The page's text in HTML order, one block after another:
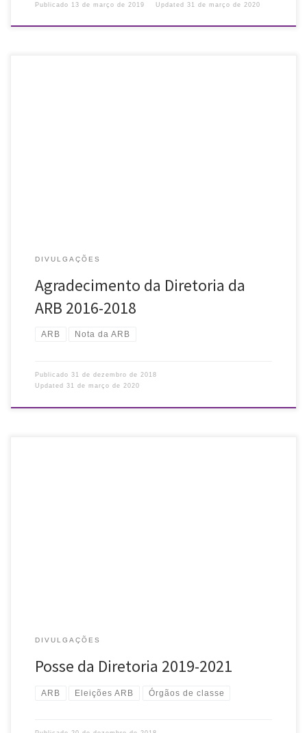
Publicado 13 de março de 2019 Updated 31 de março de 2020
DIVULGAÇÕES
Agradecimento da Diretoria da
ARB 2016-2018
ARB Nota da ARB
Publicado 31 de dezembro de 2018
Updated 31 de março de 2020
DIVULGAÇÕES
Posse da Diretoria 2019-2021
ARB Eleições ARB Órgãos de classe